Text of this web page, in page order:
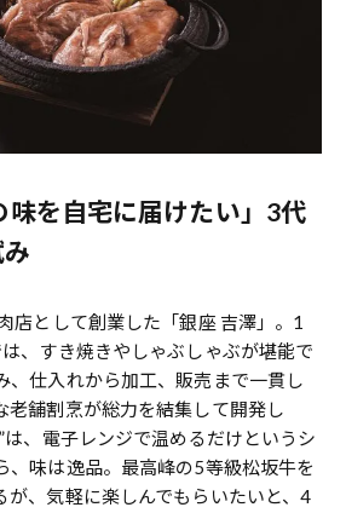
味を自宅に届けたい」3代
店として創業した「銀座 吉澤」。1
、すき焼きやしゃぶしゃぶが堪能で
、仕入れから加工、販売まで一貫し
老舗割烹が総力を結集して開発し
は、電子レンジで温めるだけというシ
、味は逸品。最高峰の5等級松坂牛を
が、気軽に楽しんでもらいたいと、4